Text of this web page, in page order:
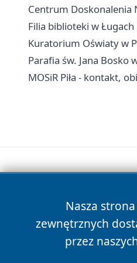
Centrum Doskonalenia
Filia biblioteki w
Kuratorium Oświaty w
Parafia św. Jana Bosko
MOSiR Piła - kontakt,
Nasza
zewnętrznych
przez